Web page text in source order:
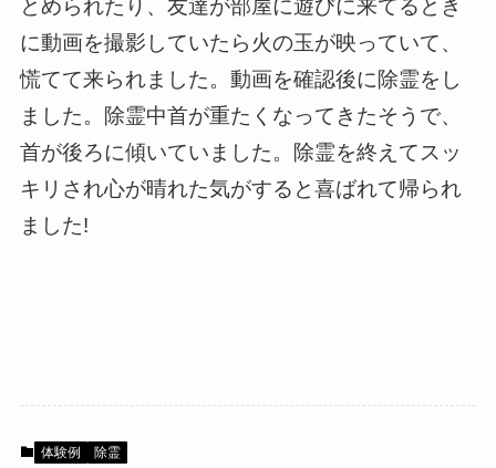
とめられたり、友達が部屋に遊びに来てるとき
に動画を撮影していたら火の玉が映っていて、
慌てて来られました。動画を確認後に除霊をし
ました。除霊中首が重たくなってきたそうで、
首が後ろに傾いていました。除霊を終えてスッ
キリされ心が晴れた気がすると喜ばれて帰られ
ました!
体験例 除霊